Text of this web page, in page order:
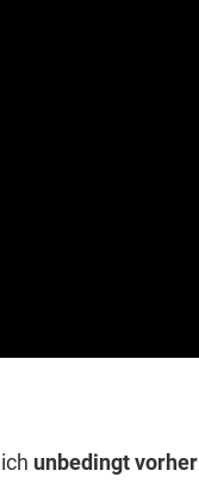
unbedingt vorher